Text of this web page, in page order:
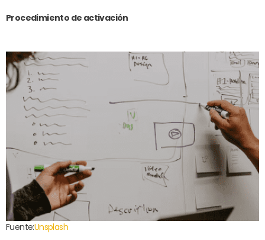
Procedimiento de activación
Fuente:Unsplash